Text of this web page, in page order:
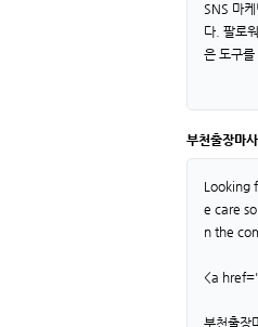
SNS 마
다. 팔로
은 도구
부천출장마사
Looking
e care
n the
<a href="
부천출장